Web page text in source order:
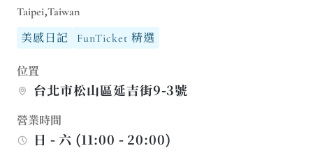
Taipei,Taiwan
美感日記
FunTicket 精選
位置
台北市松山區延吉街9-3號
營業時間
日 - 六 (11:00 - 20:00)